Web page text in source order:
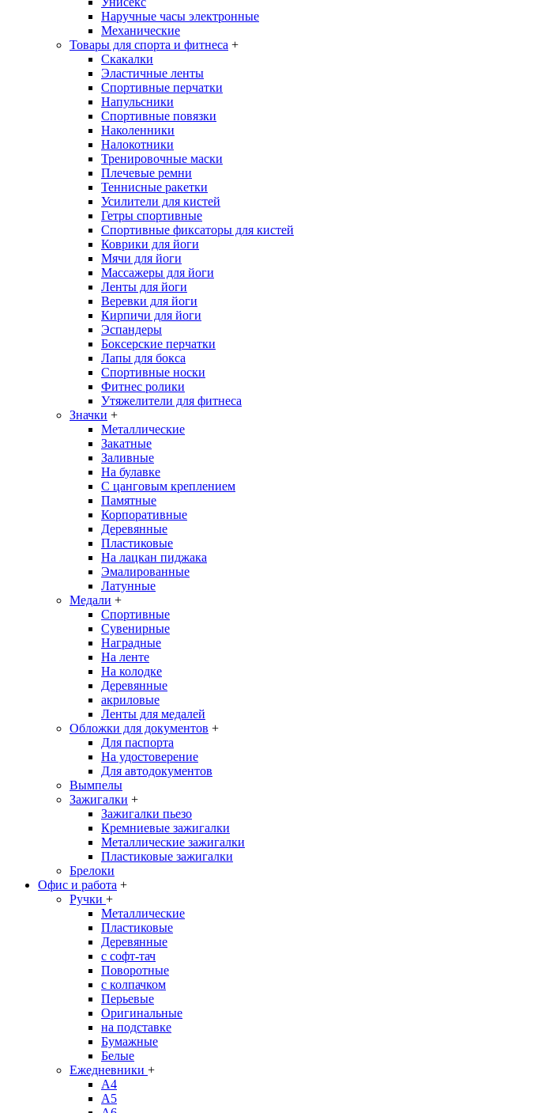
Наручные часы электронные
Механические
Товары для спорта и фитнеса +
Скакалки
Эластичные ленты
Спортивные перчатки
Напульсники
Спортивные повязки
Наколенники
Налокотники
Тренировочные маски
Плечевые ремни
Теннисные ракетки
Усилители для кистей
Гетры спортивные
Спортивные фиксаторы для кистей
Коврики для йоги
Мячи для йоги
Массажеры для йоги
Ленты для йоги
Веревки для йоги
Кирпичи для йоги
Эспандеры
Боксерские перчатки
Лапы для бокса
Спортивные носки
Фитнес ролики
Утяжелители для фитнеса
Значки +
Металлические
Закатные
Заливные
На булавке
С цанговым креплением
Памятные
Корпоративные
Деревянные
Пластиковые
На лацкан пиджака
Эмалированные
Латунные
Медали +
Спортивные
Сувенирные
Наградные
На ленте
На колодке
Деревянные
акриловые
Ленты для медалей
Обложки для документов +
Для паспорта
На удостоверение
Для автодокументов
Вымпелы
Зажигалки +
Зажигалки пьезо
Кремниевые зажигалки
Металлические зажигалки
Пластиковые зажигалки
Брелоки
Офис и работа +
Ручки +
Металлические
Пластиковые
Деревянные
с софт-тач
Поворотные
с колпачком
Перьевые
Оригинальные
на подставке
Бумажные
Белые
Ежедневники +
A4
A5